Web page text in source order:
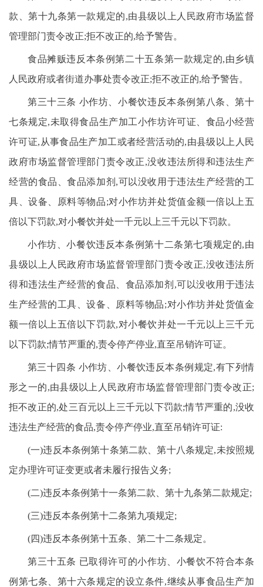
款、第十九条第一款规定的,由县级以上人民政府市场监督
管理部门责令改正;拒不改正的,给予警告。
食品摊贩违反本条例第二十五条第一款规定的,由乡镇
人民政府或者街道办事处责令改正;拒不改正的,给予警告。
第三十三条 小作坊、小餐饮违反本条例第八条、第十
七条规定,未取得食品生产加工小作坊许可证、食品小经营
许可证,从事食品生产加工或者经营活动的,由县级以上人民
政府市场监督管理部门责令改正,没收违法所得和违法生产
经营的食品、食品添加剂,可以没收用于违法生产经营的工
具、设备、原料等物品;对小作坊并处货值金额一倍以上五
倍以下罚款,对小餐饮并处一千元以上三千元以下罚款。
小作坊、小餐饮违反本条例第十二条第七项规定的,由
县级以上人民政府市场监督管理部门责令改正,没收违法所
得和违法生产经营的食品、食品添加剂,可以没收用于违法
生产经营的工具、设备、原料等物品;对小作坊并处货值金
额一倍以上五倍以下罚款,对小餐饮并处一千元以上三千元
以下罚款;情节严重的,责令停产停业,直至吊销许可证。
第三十四条 小作坊、小餐饮违反本条例规定,有下列情
形之一的,由县级以上人民政府市场监督管理部门责令改正;
拒不改正的,处三百元以上三千元以下罚款;情节严重的,没收
违法生产经营的食品,责令停产停业,直至吊销许可证:
(一)违反本条例第十条第二款、第十八条规定,未按照规
定办理许可证变更或者未履行报告义务;
(二)违反本条例第十一条第二款、第十九条第二款规定;
(三)违反本条例第十二条第九项规定;
(四)违反本条例第十五条、第二十二条规定。
第三十五条 已取得许可的小作坊、小餐饮不符合本条
例第七条、第十六条规定的设立条件,继续从事食品生产加